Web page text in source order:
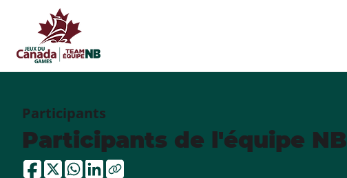
Participants
Participants de l'équipe NB